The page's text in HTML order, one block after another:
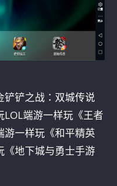
铲铲之战：双城传说
LOL端游一样玩《王者
游一样玩《和平精英
《地下城与勇士手游